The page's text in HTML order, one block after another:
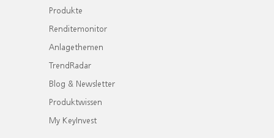
Produkte
Renditemonitor
Anlagethemen
TrendRadar
Blog & Newsletter
Produktwissen
My KeyInvest